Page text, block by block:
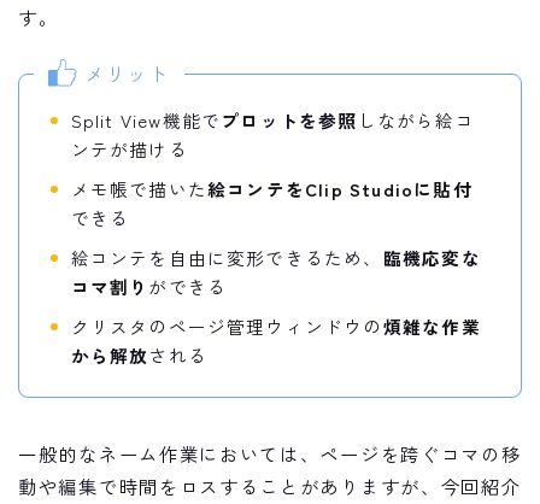
す。
メリット
Split View機能でプロットを参照 しながら絵コ
ンテが描ける
メモ帳で描いた絵コンテをClip Studioに貼付
できる
絵コンテを自由に変形できるため、 臨機応変な
コマ割り ができる
クリスタのページ管理ウィンドウの煩雑な作業
から解放される
一般的なネーム作業においては、ページを跨ぐコマの移
動や編集で時間をロスすることがありますが、今回紹介